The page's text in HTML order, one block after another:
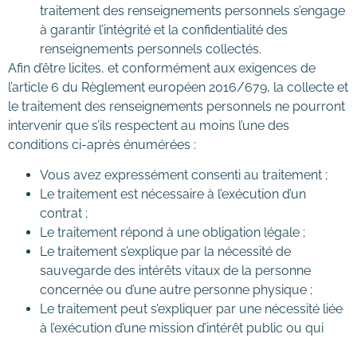
traitement des renseignements personnels s’engage
à garantir l’intégrité et la confidentialité des
renseignements personnels collectés.
Afin d’être licites, et conformément aux exigences de
l’article 6 du Règlement européen 2016/679, la collecte et
le traitement des renseignements personnels ne pourront
intervenir que s’ils respectent au moins l’une des
conditions ci-après énumérées :
Vous avez expressément consenti au traitement ;
Le traitement est nécessaire à l’exécution d’un
contrat ;
Le traitement répond à une obligation légale ;
Le traitement s’explique par la nécessité de
sauvegarde des intérêts vitaux de la personne
concernée ou d’une autre personne physique ;
Le traitement peut s’expliquer par une nécessité liée
à l’exécution d’une mission d’intérêt public ou qui